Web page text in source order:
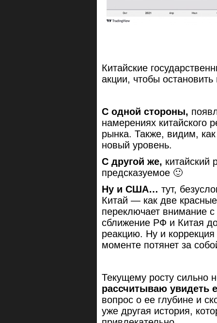
Китайские
акции, чтобы
С одной стороны,
намерениях китайского
рынка. Также, видим,
новый уровень.
С другой же, китайский
предсказуемое 🙂
Ну и США… тут,
Китай — как две
переключает внимание
сближение РФ и Китая
реакцию. Ну и
моменте потянет за
Текущему росту сильно
рассчитываю увидеть
вопрос о ее глубине и
уже другая история,